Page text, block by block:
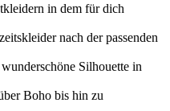
in dem für dich
nach der passenden
Silhouette in
Boho bis hin zu